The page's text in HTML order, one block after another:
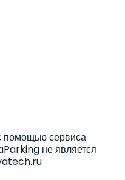
помощью сервиса
не является